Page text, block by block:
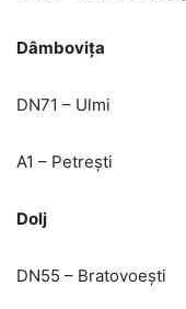
Dâmbovița
DN71 – Ulmi
A1 – Petrești
Dolj
DN55 – Bratovoești